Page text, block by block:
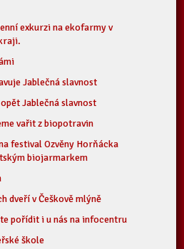
exkurzi na ekofarmy v
Jablečná slavnost
Jablečná slavnost
vařit z biopotravin
festival Ozvěny Horňácka
biojarmarkem
dveří v Češkově mlýně
pořídit i u nás na infocentru
škole